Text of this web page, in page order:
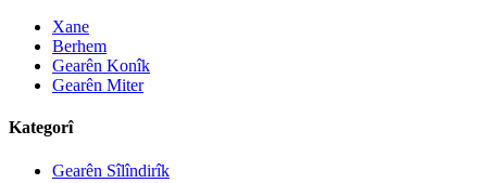
Xane
Berhem
Gearên Konîk
Gearên Miter
Kategorî
Gearên Sîlîndirîk